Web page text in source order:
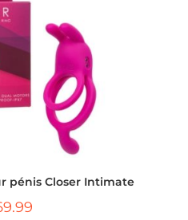
pénis Closer Intimate